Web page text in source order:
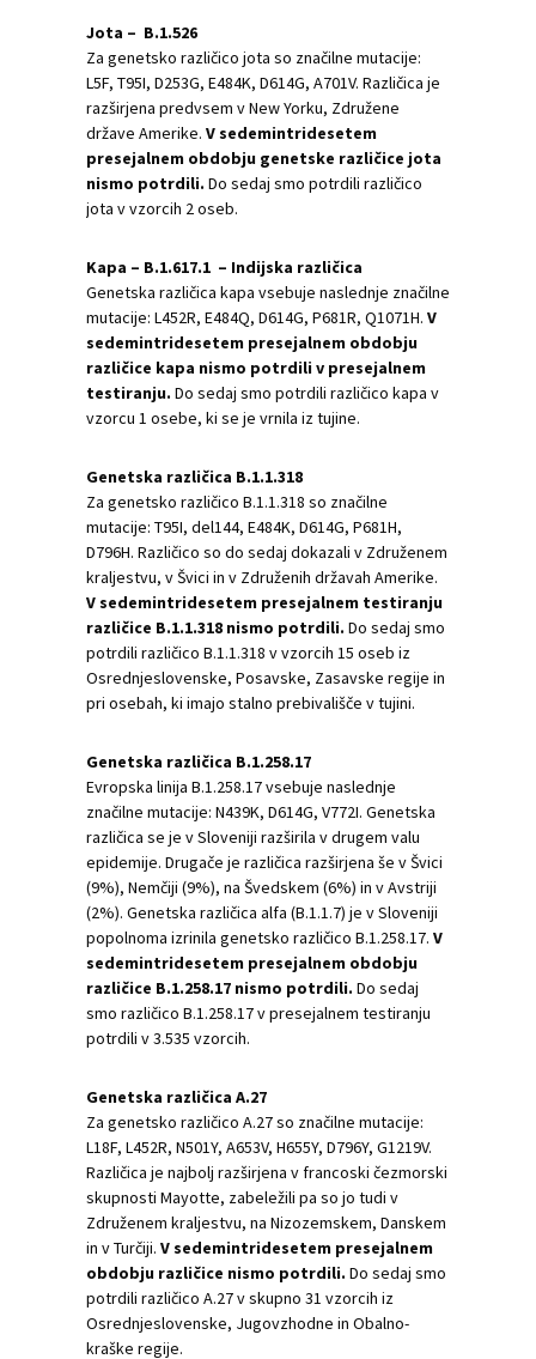
Jota – B.1.526
Za genetsko različico jota so značilne mutacije:
L5F, T95I, D253G, E484K, D614G, A701V. Različica je
razširjena predvsem v New Yorku, Združene
države Amerike. V sedemintridesetem
presejalnem obdobju genetske različice jota
nismo potrdili. Do sedaj smo potrdili različico
jota v vzorcih 2 oseb.
Kapa – B.1.617.1 – Indijska različica
Genetska različica kapa vsebuje naslednje značilne
mutacije: L452R, E484Q, D614G, P681R, Q1071H. V
sedemintridesetem presejalnem obdobju
različice kapa nismo potrdili v presejalnem
testiranju. Do sedaj smo potrdili različico kapa v
vzorcu 1 osebe, ki se je vrnila iz tujine.
Genetska različica B.1.1.318
Za genetsko različico B.1.1.318 so značilne
mutacije: T95I, del144, E484K, D614G, P681H,
D796H. Različico so do sedaj dokazali v Združenem
kraljestvu, v Švici in v Združenih državah Amerike.
V sedemintridesetem presejalnem testiranju
različice B.1.1.318 nismo potrdili. Do sedaj smo
potrdili različico B.1.1.318 v vzorcih 15 oseb iz
Osrednjeslovenske, Posavske, Zasavske regije in
pri osebah, ki imajo stalno prebivališče v tujini.
Genetska različica B.1.258.17
Evropska linija B.1.258.17 vsebuje naslednje
značilne mutacije: N439K, D614G, V772I. Genetska
različica se je v Sloveniji razširila v drugem valu
epidemije. Drugače je različica razširjena še v Švici
(9%), Nemčiji (9%), na Švedskem (6%) in v Avstriji
(2%). Genetska različica alfa (B.1.1.7) je v Sloveniji
popolnoma izrinila genetsko različico B.1.258.17. V
sedemintridesetem presejalnem obdobju
različice B.1.258.17 nismo potrdili. Do sedaj
smo različico B.1.258.17 v presejalnem testiranju
potrdili v 3.535 vzorcih.
Genetska različica A.27
Za genetsko različico A.27 so značilne mutacije:
L18F, L452R, N501Y, A653V, H655Y, D796Y, G1219V.
Različica je najbolj razširjena v francoski čezmorski
skupnosti Mayotte, zabeležili pa so jo tudi v
Združenem kraljestvu, na Nizozemskem, Danskem
in v Turčiji. V sedemintridesetem presejalnem
obdobju različice nismo potrdili. Do sedaj smo
potrdili različico A.27 v skupno 31 vzorcih iz
Osrednjeslovenske, Jugovzhodne in Obalno-
kraške regije.